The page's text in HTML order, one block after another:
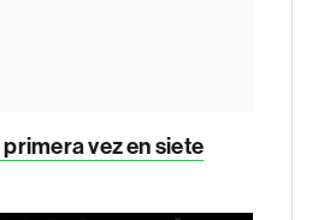
vez en siete